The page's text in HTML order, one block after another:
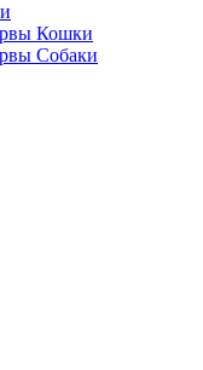
Кошки
Собаки